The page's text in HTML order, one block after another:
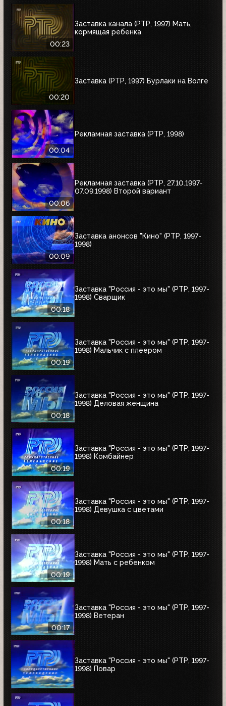
00:23
Заставка канала (РТР, 1997) Мать,
кормящая ребенка
00:20
Заставка (РТР, 1997) Бурлаки на Волге
00:04
Рекламная заставка (РТР, 1998)
00:06
Рекламная заставка (РТР, 27.10.1997-
07.09.1998) Второй вариант
00:09
Заставка анонсов "Кино" (РТР, 1997-
1998)
00:18
Заставка "Россия - это мы" (РТР, 1997-
1998) Сварщик
00:19
Заставка "Россия - это мы" (РТР, 1997-
1998) Мальчик с плеером
00:18
Заставка "Россия - это мы" (РТР, 1997-
1998) Деловая женщина
00:19
Заставка "Россия - это мы" (РТР, 1997-
1998) Комбайнер
00:18
Заставка "Россия - это мы" (РТР, 1997-
1998) Девушка с цветами
00:19
Заставка "Россия - это мы" (РТР, 1997-
1998) Мать с ребенком
00:17
Заставка "Россия - это мы" (РТР, 1997-
1998) Ветеран
Заставка "Россия - это мы" (РТР, 1997-
1998) Повар